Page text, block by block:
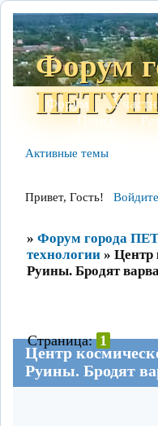
Форум
Форум
Поиск
Активные темы
Привет, Гость! Войдите
» Форум города
технологии » Центр
Руины. Бродят
Центр
Руины. Бродят
Страница: 1